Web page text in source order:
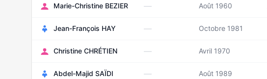
Marie-Christine BEZIER — Août 1960
Jean-François HAY — Octobre 1981
Christine CHRÉTIEN — Avril 1970
Abdel-Majid SAÏDI — Août 1989